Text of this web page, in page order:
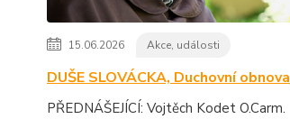
15.06.2026 Akce, události
DUŠE SLOVÁCKA, Duchovní obnova
PŘEDNÁŠEJÍCÍ: Vojtěch Kodet O.Carm.